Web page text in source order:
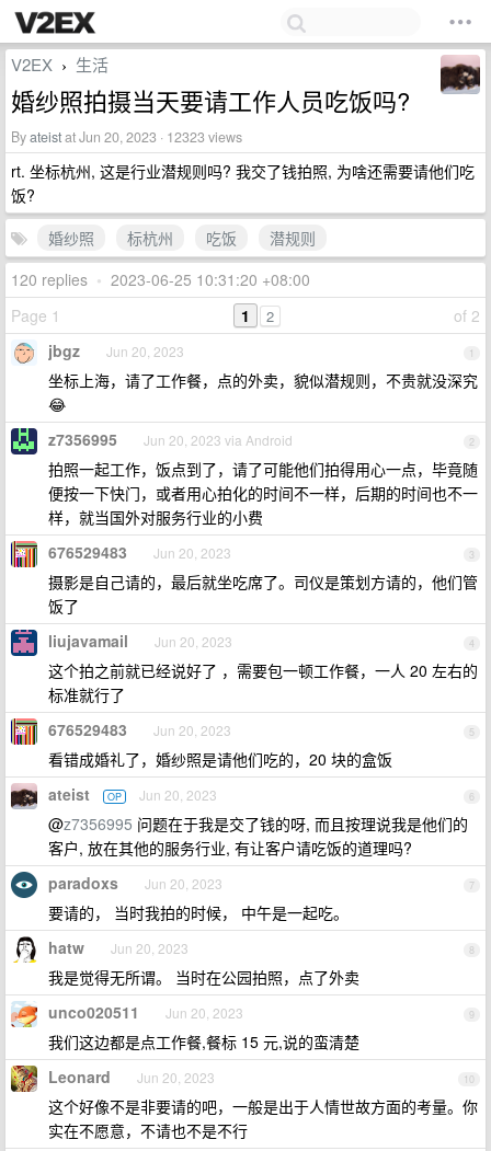
V2EX › 生活
婚纱照拍摄当天要请工作人员吃饭吗?
Byateistat Jun 20, 2023 · 12323 views
rt. 坐标杭州, 这是行业潜规则吗? 我交了钱拍照, 为啥还需要请他们吃
饭?
婚纱照
标杭州 吃饭
潜规则
120 replies • 2023-06-25 10:31:20 +08:00
Page 1
of 2
1 2
1
jbgz Jun 20, 2023
坐标上海，请了工作餐，点的外卖，貌似潜规则，不贵就没深究
😂
2
z7356995 Jun 20, 2023 via Android
拍照一起工作，饭点到了，请了可能他们拍得用心一点，毕竟随
便按一下快门，或者用心拍化的时间不一样，后期的时间也不一
样，就当国外对服务行业的小费
3
676529483 Jun 20, 2023
摄影是自己请的，最后就坐吃席了。司仪是策划方请的，他们管
饭了
4
liujavamail Jun 20, 2023
这个拍之前就已经说好了 ，需要包一顿工作餐，一人 20 左右的
标准就行了
5
676529483 Jun 20, 2023
看错成婚礼了，婚纱照是请他们吃的，20 块的盒饭
6
ateist OP Jun 20, 2023
@z7356995 问题在于我是交了钱的呀, 而且按理说我是他们的
客户, 放在其他的服务行业, 有让客户请吃饭的道理吗?
7
paradoxs Jun 20, 2023
要请的， 当时我拍的时候， 中午是一起吃。
8
hatw Jun 20, 2023
我是觉得无所谓。 当时在公园拍照，点了外卖
9
unco020511 Jun 20, 2023
我们这边都是点工作餐,餐标 15 元,说的蛮清楚
10
Leonard Jun 20, 2023
这个好像不是非要请的吧，一般是出于人情世故方面的考量。你
实在不愿意，不请也不是不行